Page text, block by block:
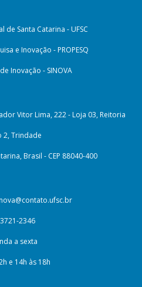
de Santa Catarina - UFSC
e Inovação - PROPESQ
Inovação - SINOVA
Vitor Lima, 222 - Loja 03, Reitoria
2, Trindade
Brasil - CEP 88040-400
2346
a sexta
e 14h às 18h